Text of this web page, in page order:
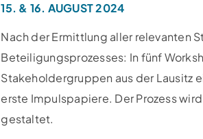
15. & 16. AUGUST 2024
Nach der Ermittlung aller relevanten
Beteiligungsprozesses: In fünf
Stakeholdergruppen aus der Lausitz
erste Impulspapiere. Der Prozess
gestaltet.